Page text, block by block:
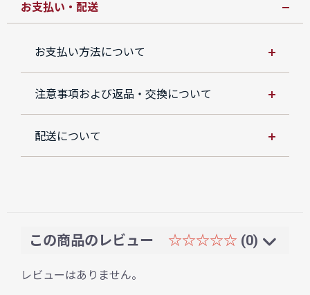
お支払い・配送
お支払い方法について
注意事項および返品・交換について
配送について
この商品のレビュー ☆☆☆☆☆ (0)
レビューはありません。